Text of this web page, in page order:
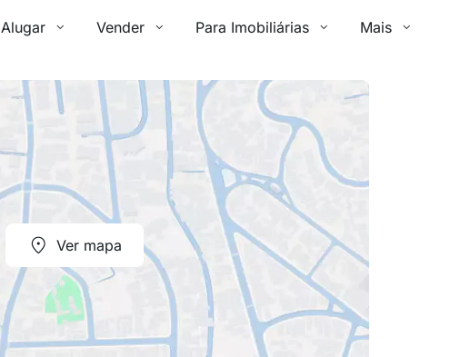
Alugar Vender Para Imobiliárias Mais
Ver mapa